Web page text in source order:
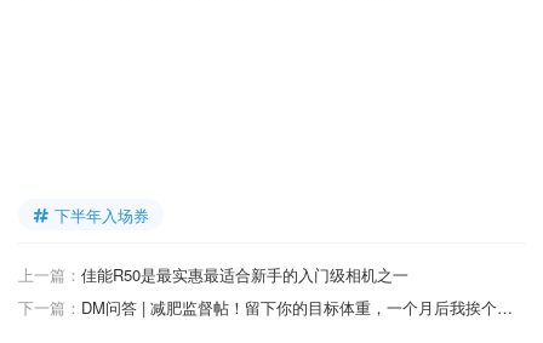
下半年入场券
上一篇： 佳能R50是最实惠最适合新手的入门级相机之一
下一篇：
DM问答 | 减肥监督帖！留下你的目标体重，一个月后我挨个问问有没有达成~